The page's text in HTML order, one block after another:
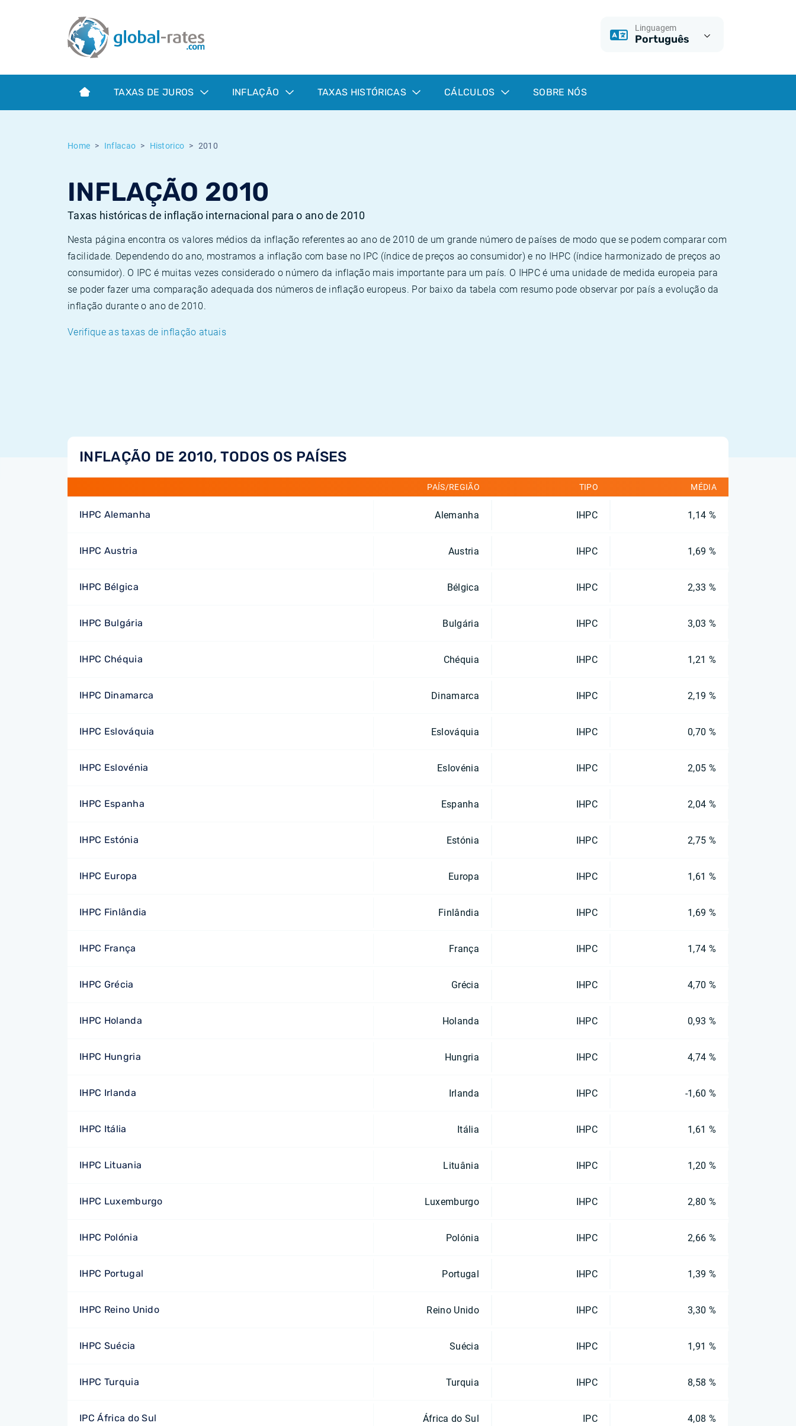
Linguagem
Português
TAXAS DE JUROS INFLAÇÃO TAXAS HISTÓRICAS CÁLCULOS SOBRE NÓS
Home Inflacao Historico 2010
INFLAÇÃO 2010
Taxas históricas de inflação internacional para o ano de 2010
Nesta página encontra os valores médios da inflação referentes ao ano de 2010 de um grande número de países de modo que se podem comparar com
facilidade. Dependendo do ano, mostramos a inflação com base no IPC (índice de preços ao consumidor) e no IHPC (índice harmonizado de preços ao
consumidor). O IPC é muitas vezes considerado o número da inflação mais importante para um país. O IHPC é uma unidade de medida europeia para
se poder fazer uma comparação adequada dos números de inflação europeus. Por baixo da tabela com resumo pode observar por país a evolução da
inflação durante o ano de 2010.
Verifique as taxas de inflação atuais
INFLAÇÃO DE 2010, TODOS OS PAÍSES
PAÍS/REGIÃO TIPO MÉDIA
IHPC Alemanha Alemanha IHPC 1,14 %
IHPC Austria Austria IHPC 1,69 %
IHPC Bélgica Bélgica IHPC 2,33 %
IHPC Bulgária Bulgária IHPC 3,03 %
IHPC Chéquia Chéquia IHPC 1,21 %
IHPC Dinamarca Dinamarca IHPC 2,19 %
IHPC Eslováquia Eslováquia IHPC 0,70 %
IHPC Eslovénia Eslovénia IHPC 2,05 %
IHPC Espanha Espanha IHPC 2,04 %
IHPC Estónia Estónia IHPC 2,75 %
IHPC Europa Europa IHPC 1,61 %
IHPC Finlândia Finlândia IHPC 1,69 %
IHPC França França IHPC 1,74 %
IHPC Grécia Grécia IHPC 4,70 %
IHPC Holanda Holanda IHPC 0,93 %
IHPC Hungria Hungria IHPC 4,74 %
IHPC Irlanda Irlanda IHPC -1,60 %
IHPC Itália Itália IHPC 1,61 %
IHPC Lituania Lituânia IHPC 1,20 %
IHPC Luxemburgo Luxemburgo IHPC 2,80 %
IHPC Polónia Polónia IHPC 2,66 %
IHPC Portugal Portugal IHPC 1,39 %
IHPC Reino Unido Reino Unido IHPC 3,30 %
IHPC Suécia Suécia IHPC 1,91 %
IHPC Turquia Turquia IHPC 8,58 %
IPC África do Sul África do Sul IPC 4,08 %
Term SOFR
O que é a inflação do IPC?
O que é a inflação do IHPC?
Taxas Euribor históricas
Taxas ESTER históricas
Taxas de inflação históricas
Calculadora de inflação